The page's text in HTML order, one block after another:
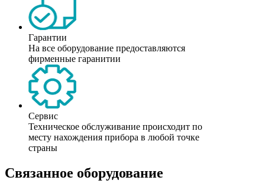
Гарантии
На все оборудование предоставляются
фирменные гаранитии
Сервис
Техническое обслуживание происходит по
месту нахождения прибора в любой точке
страны
Связанное оборудование